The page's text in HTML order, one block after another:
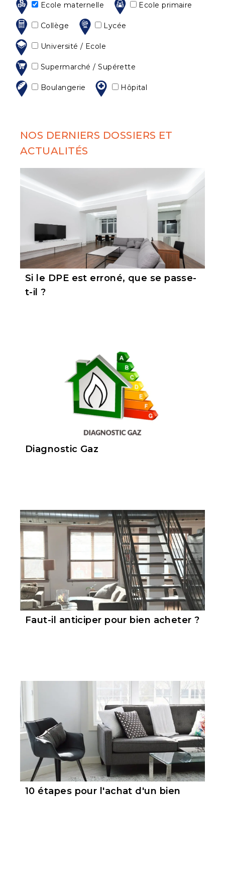
Ecole maternelle Ecole primaire
Collège Lycée
Université / Ecole
Supermarché / Supérette
Boulangerie Hôpital
NOS DERNIERS DOSSIERS ET
ACTUALITÉS
Si le DPE est erroné, que se passe-
t-il ?
Diagnostic Gaz
Faut-il anticiper pour bien acheter ?
10 étapes pour l'achat d'un bien